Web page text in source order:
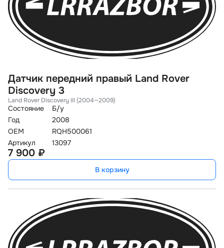
Датчик передний правый Land Rover
Discovery 3
Land Rover Discovery III (2004—2009)
Состояние
Б/у
Год
2008
OEM
RQH500061
Артикул
13097
7 900 ₽
В корзину